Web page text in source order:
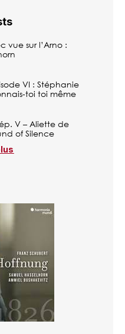
vue sur l’Arno :
VI : Stéphanie
toi toi même
ép. V – Aliette de
of Silence